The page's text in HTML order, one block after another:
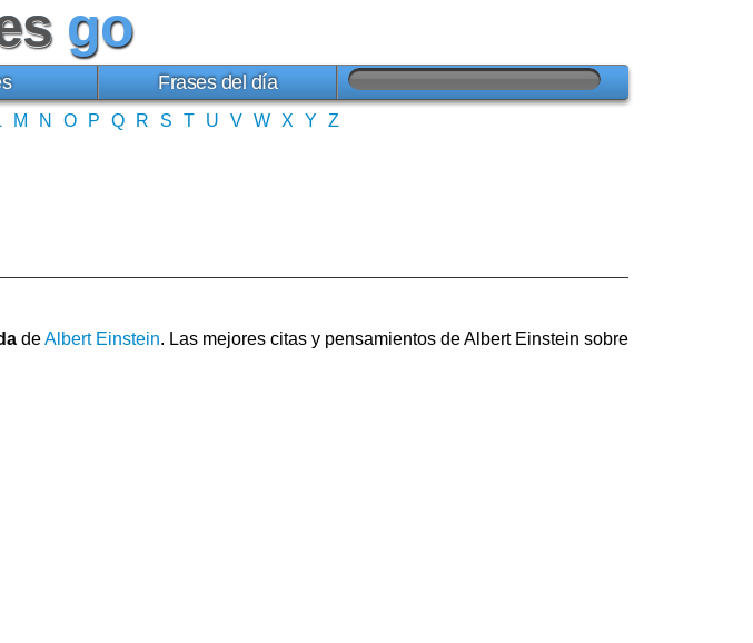
go
Frases del día
M N O P Q R S T U V W X Y Z
deAlbert Einstein. Las mejores citas y pensamientos de Albert Einstein sobre